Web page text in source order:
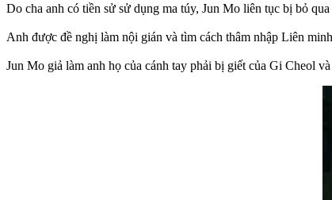
Do cha anh có tiền sử sử dụng ma túy, Jun Mo liên tục bị bỏ
Anh được đề nghị làm nội gián và tìm cách thâm nhập Liên
Jun Mo giả làm anh họ của cánh tay phải bị giết của Gi Cheol